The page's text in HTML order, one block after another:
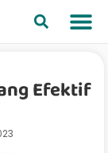
Efektif